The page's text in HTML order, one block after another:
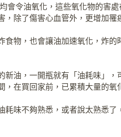
會令油氧化，這些氧化物的害
除了傷害心血管外，更增加罹
物，也會讓油加速氧化，炸
油，一開瓶就有「油耗味」
在買回家前，已累積大量的氧
味不夠熟悉，或者說太熟悉了